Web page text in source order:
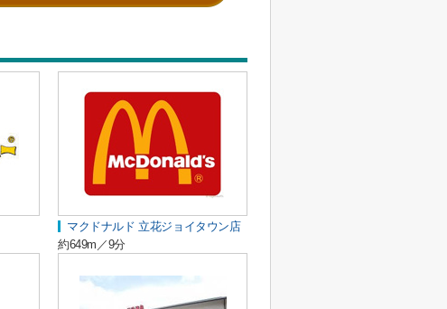
マクドナルド 立花ジョイタウン店
約649m／9分